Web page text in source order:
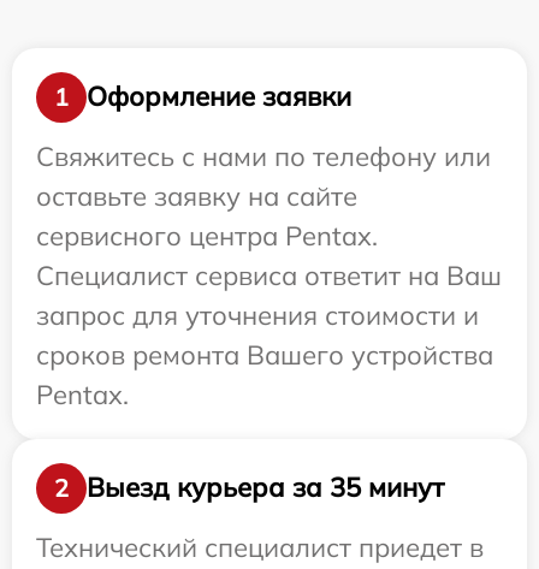
1
Оформление заявки
Свяжитесь с нами по телефону или
оставьте заявку на сайте
сервисного центра Pentax.
Специалист сервиса ответит на Ваш
запрос для уточнения стоимости и
сроков ремонта Вашего устройства
Pentax.
2
Выезд курьера за 35 минут
Технический специалист приедет в